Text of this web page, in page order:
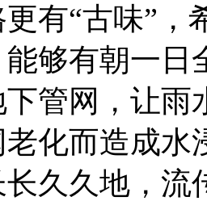
有“古味”，
够有朝一日
管网，让雨
化而造成水
久久地，流